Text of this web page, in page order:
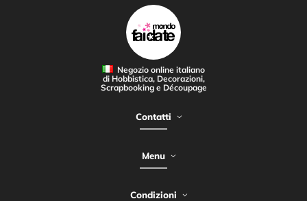
Negozio online italiano
di Hobbistica, Decorazioni,
Scrapbooking e Découpage
Contatti
Menu
Condizioni